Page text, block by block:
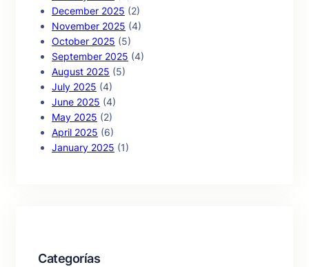
December 2025 (2)
November 2025 (4)
October 2025 (5)
September 2025 (4)
August 2025 (5)
July 2025 (4)
June 2025 (4)
May 2025 (2)
April 2025 (6)
January 2025 (1)
Categorías